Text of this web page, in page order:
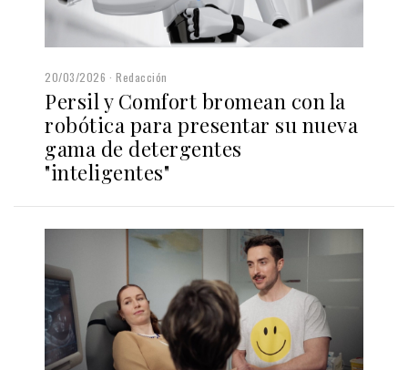
20/03/2026 Redacción
Persil y Comfort bromean con la
robótica para presentar su nueva
gama de detergentes
"inteligentes"